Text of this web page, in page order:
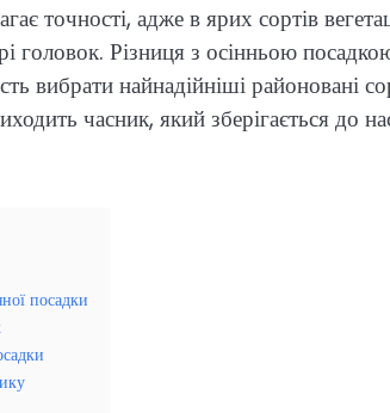
точності, адже в ярих сортів
головок. Різниця з осінньою
вибрати найнадійніші районовані
часник, який зберігається до
посадки